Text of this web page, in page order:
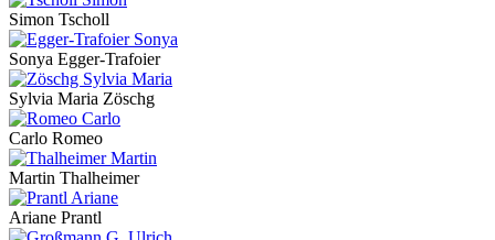
Simon Tscholl
Sonya Egger-Trafoier
Sylvia Maria Zöschg
Carlo Romeo
Martin Thalheimer
Ariane Prantl